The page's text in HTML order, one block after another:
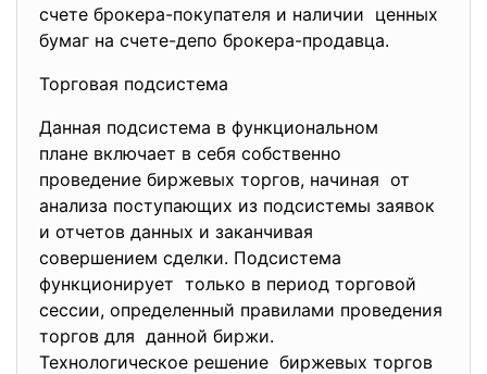
счете брокера-покупателя и наличии ценных
бумаг на счете-депо брокера-продавца.
Торговая подсистема
Данная подсистема в функциональном
плане включает в себя собственно
проведение биржевых торгов, начиная от
анализа поступающих из подсистемы заявок
и отчетов данных и заканчивая
совершением сделки. Подсистема
функционирует только в период торговой
сессии, определенный правилами проведения
торгов для данной биржи.
Технологическое решение биржевых торгов